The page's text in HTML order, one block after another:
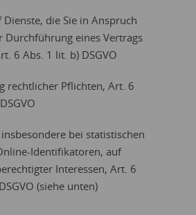
Dienste, die Sie in Anspruch
Durchführung eines Vertrags
6 Abs. 1 lit. b) DSGVO
rechtlicher Pflichten, Art. 6
bei statistischen
Identifikatoren, auf
Interessen, Art. 6
(siehe unten)